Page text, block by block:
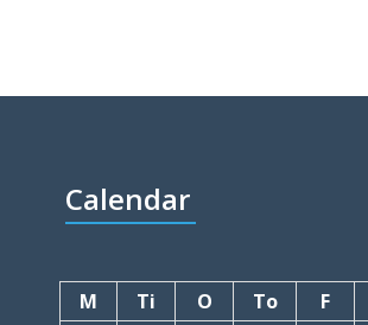
Calendar
M Ti O To F